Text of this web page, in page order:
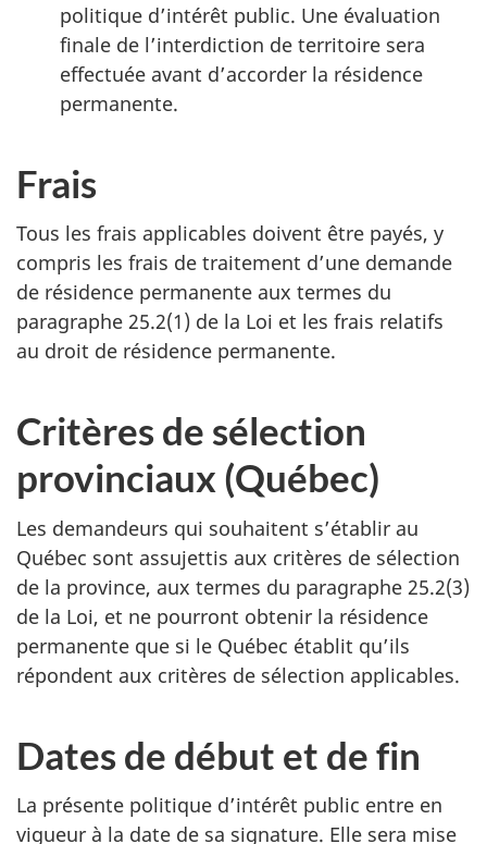
politique d’intérêt public. Une évaluation
finale de l’interdiction de territoire sera
effectuée avant d’accorder la résidence
permanente.
Frais
Tous les frais applicables doivent être payés, y
compris les frais de traitement d’une demande
de résidence permanente aux termes du
paragraphe 25.2(1) de la Loi et les frais relatifs
au droit de résidence permanente.
Critères de sélection
provinciaux (Québec)
Les demandeurs qui souhaitent s’établir au
Québec sont assujettis aux critères de sélection
de la province, aux termes du paragraphe 25.2(3)
de la Loi, et ne pourront obtenir la résidence
permanente que si le Québec établit qu’ils
répondent aux critères de sélection applicables.
Dates de début et de fin
La présente politique d’intérêt public entre en
vigueur à la date de sa signature. Elle sera mise